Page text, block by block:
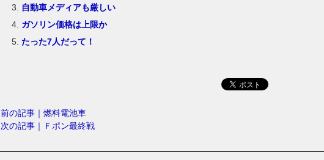
自動車メディアも厳しい
ガソリン価格は上限か
たった7人だって！
前の記事｜燃料電池車
次の記事｜Ｆポン最終戦